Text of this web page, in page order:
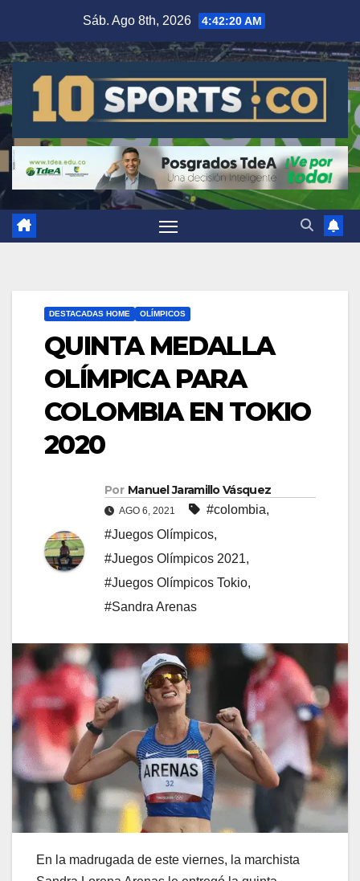
Sáb. Ago 8th, 2026 4:42:21 AM
DESTACADAS HOME OLÍMPICOS
QUINTA MEDALLA
OLÍMPICA PARA
COLOMBIA EN TOKIO
2020
Por Manuel Jaramillo Vásquez
AGO 6, 2021 #colombia,
#Juegos Olímpicos,
#Juegos Olímpicos 2021,
#Juegos Olímpicos Tokio,
#Sandra Arenas
En la madrugada de este viernes, la marchista